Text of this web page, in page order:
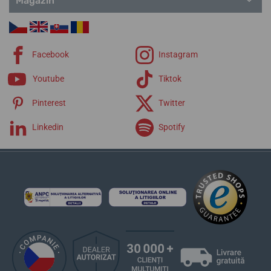
Connected D
Chronograph
Chrono Bike
Chrono Sport
Extra
Facebook Instagram
Youtube Tiktok
Pinterest Twitter
Linkedin Spotify